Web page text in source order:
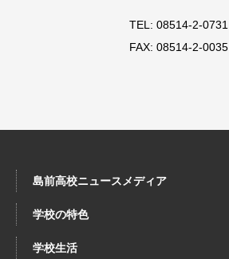
TEL: 08514-2-0731
FAX: 08514-2-0035
島前高校ニュースメディア
学校の特色
学校生活